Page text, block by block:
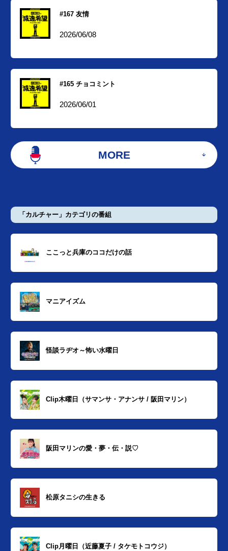
#167 友情
2026/06/08
#165 チョコミント
2026/06/01
MORE
「カルチャー」カテゴリの番組
ここっと兵庫のココだけの話
マニアイズム
怪談ラヂオ～怖い水曜日
Clip木曜日（サマンサ・アナンサ / 阪田マリン）
阪田マリンの愛・夢・伝・説♡
松原タニシの生きる
Clip月曜日（近藤夏子 / タケモトコウジ）